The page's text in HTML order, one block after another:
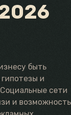
быть
и
сети
и возможность